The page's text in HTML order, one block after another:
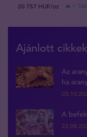
20 757 HUF/oz
+
Ajánlott cikkek
Az
ha
A